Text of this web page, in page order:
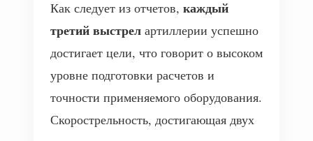
Как следует из отчетов, каждый
третий выстрел артиллерии успешно
достигает цели, что говорит о высоком
уровне подготовки расчетов и
точности применяемого оборудования.
Скорострельность, достигающая двух